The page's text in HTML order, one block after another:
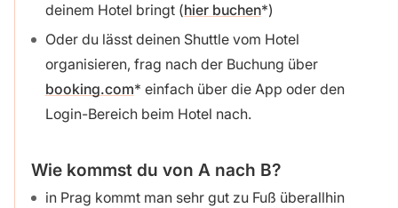
deinem Hotel bringt (hier buchen )
Oder du lässt deinen Shuttle vom Hotel
organisieren, frag nach der Buchung über
booking.com
einfach über die App oder den
Login-Bereich beim Hotel nach.
Wie kommst du von A nach B?
in Prag kommt man sehr gut zu Fuß überallhin